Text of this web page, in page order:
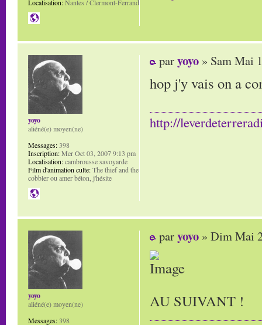
Localisation:Nantes / Clermont-Ferrand
paryoyo » Sam Mai
hop j'y vais on a
http://
yoyo
aliéné(e) moyen(ne)
Messages:398
Inscription:Mer Oct 03, 2007 9:13 pm
Localisation:cambrousse savoyarde
Film d'animation culte:The thief and the
cobbler ou amer béton, j'hésite
paryoyo » Dim Mai
AU SUIVANT !
yoyo
aliéné(e) moyen(ne)
Messages:398